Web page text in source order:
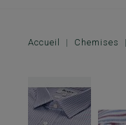
Accueil Chemises